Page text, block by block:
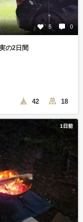
5 0
の2日間
42 18
1日前